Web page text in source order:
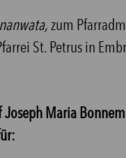
zum
St. Petrus in
Joseph Maria